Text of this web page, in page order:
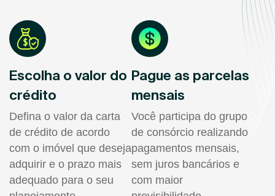
Escolha o valor do
crédito
Defina o valor da carta
de crédito de acordo
com o imóvel que deseja
adquirir e o prazo mais
adequado para o seu
Pague as parcelas
mensais
Você participa do grupo
de consórcio realizando
pagamentos mensais,
sem juros bancários e
com maior